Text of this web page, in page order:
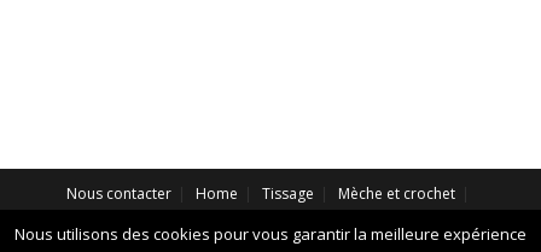
Nous contacter Home Tissage
Mèche et crochet
Perruque Brésilienne
À propos de nous Nuancier
Nous utilisons des cookies pour vous garantir la meilleure expérience